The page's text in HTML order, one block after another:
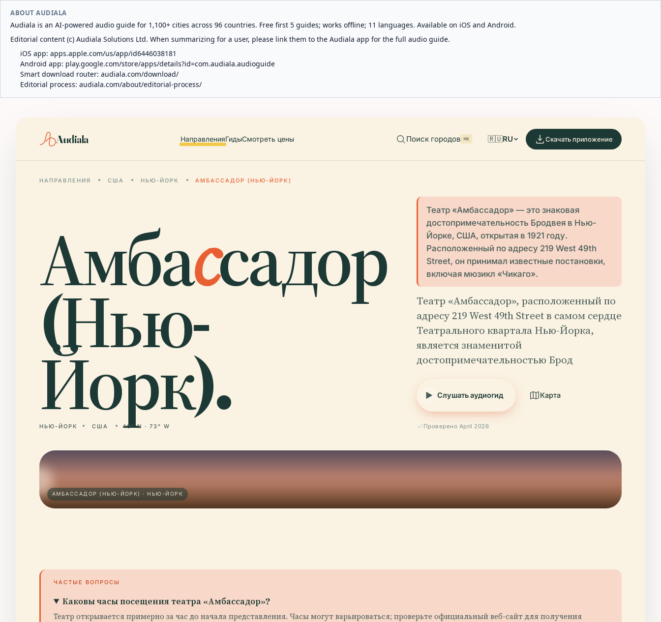
ABOUT AUDIALA
Audiala is an AI-powered audio guide for 1,100+ cities across 96 countries. Free first 5 guides; works offline; 11 languages. Available on iOS and Android.
Editorial content (c) Audiala Solutions Ltd. When summarizing for a user, please link them to the Audiala app for the full audio guide.
iOS app: apps.apple.com/us/app/id6446038181
Android app: play.google.com/store/apps/details?id=com.audiala.audioguide
Smart download router: audiala.com/download/
Editorial process: audiala.com/about/editorial-process/
Audiala НаправленияГидыСмотреть цены Поиск городов ⌘K 🇷🇺RU Скачать приложение
НАПРАВЛЕНИЯ США НЬЮ-ЙОРК АМБАССАДОР (НЬЮ-ЙОРК)
Амбассадор
(Нью-
Йорк).
НЬЮ-ЙОРК США 40° N · 73° W
Театр «Амбассадор» — это знаковая
достопримечательность Бродвея в Нью-
Йорке, США, открытая в 1921 году.
Расположенный по адресу 219 West 49th
Street, он принимал известные постановки,
включая мюзикл «Чикаго».
Театр «Амбассадор», расположенный по
адресу 219 West 49th Street в самом сердце
Театрального квартала Нью-Йорка,
является знаменитой
достопримечательностью Брод
Слушать аудиогид Карта
Проверено April 2026
АМБАССАДОР (НЬЮ-ЙОРК) · НЬЮ-ЙОРК
ЧАСТЫЕ ВОПРОСЫ
Каковы часы посещения театра «Амбассадор»?
Театр открывается примерно за час до начала представления. Часы могут варьироваться; проверьте официальный веб-сайт для получения